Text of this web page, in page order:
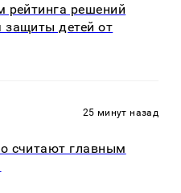
решений
защиты детей от
25 минут назад
считают главным